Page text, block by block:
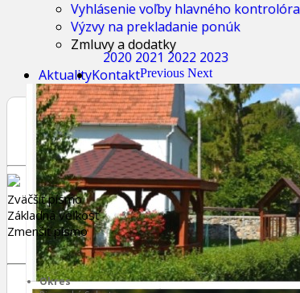
Vyhlásenie voľby hlavného kontrolóra
Výzvy na prekladanie ponúk
Zmluvy a dodatky
2020 2021 2022 2023
AktualityKontaktPrevious Next
Zväčšiť písmo
Základná veľkosť
Zmenšiť písmo
Okres